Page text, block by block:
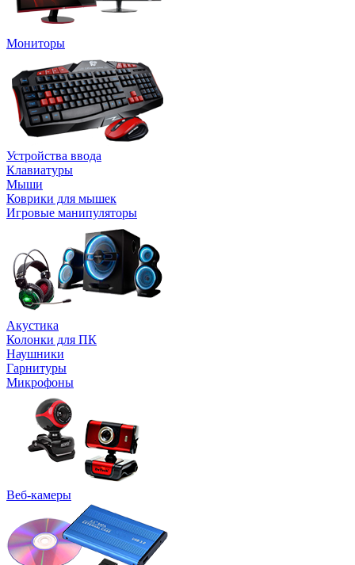
Мониторы
Устройства ввода
Клавиатуры
Мыши
Коврики для мышек
Игровые манипуляторы
Акустика
Колонки для ПК
Наушники
Гарнитуры
Микрофоны
Веб-камеры